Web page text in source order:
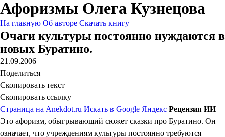
Афоризмы Олега Кузнецова
На главную Об авторе Скачать книгу
Очаги культуры постоянно нуждаются в
новых Буратино.
21.09.2006
Поделиться
Скопировать текст
Скопировать ссылку
Страница на Anekdot.ru Искать в Google Яндекс Рецензия ИИ
Это афоризм, обыгрывающий сюжет сказки про Буратино. Он
означает, что учреждениям культуры постоянно требуются